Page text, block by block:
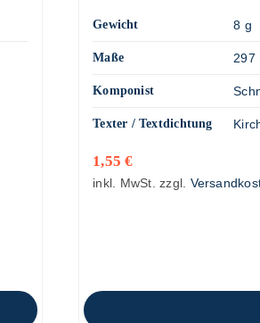
Gewicht 8 g
Maße 297
Komponist
Texter / Textdichtung
1,55€
inkl. MwSt. zzgl.